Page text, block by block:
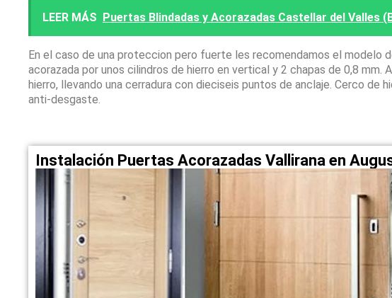
LEER MÁS Puertas Blindadas y Acorazadas Castellar del Valles
En el caso de una proteccion pero fuerte les recomendamos el modelo
acorazada por unos cilindros de hierro en vertical y 2 chapas de 0,8
hierro, llevando una cerradura con dieciseis puntos de anclaje. Cerco de
anti-desgaste.
Instalación Puertas Acorazadas Vallirana en